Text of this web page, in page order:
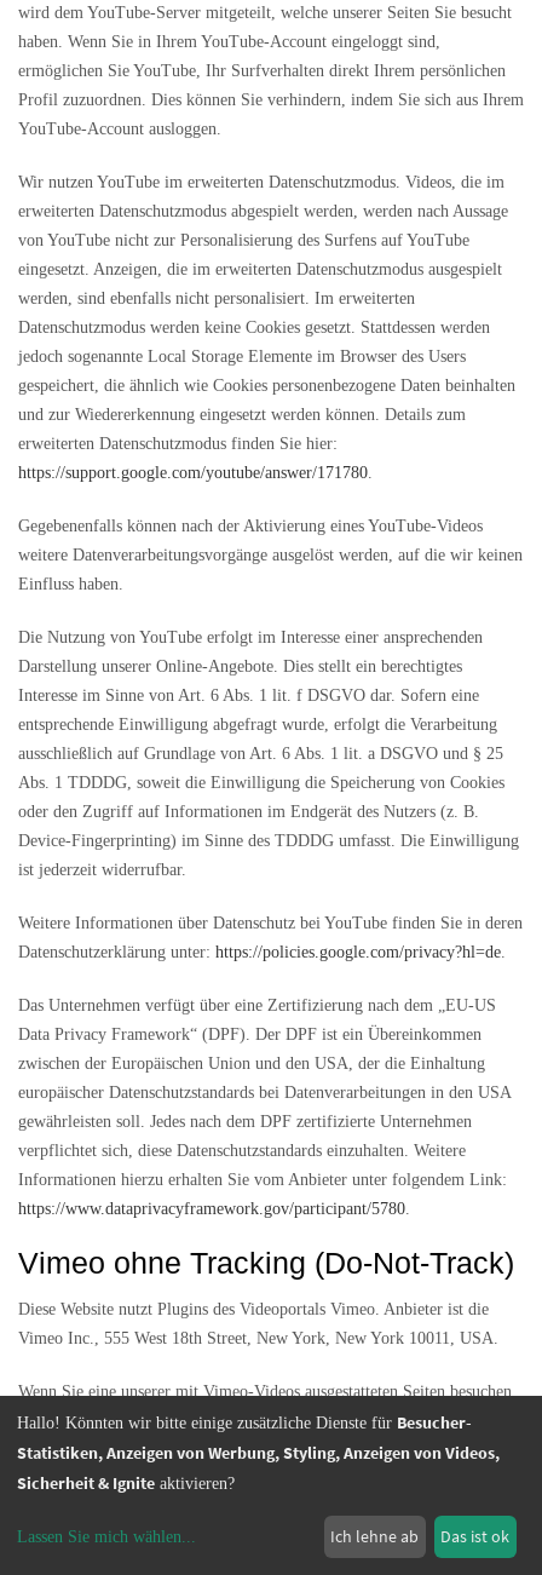
wird dem YouTube-Server mitgeteilt, welche unserer Seiten Sie besucht
haben. Wenn Sie in Ihrem YouTube-Account eingeloggt sind,
ermöglichen Sie YouTube, Ihr Surfverhalten direkt Ihrem persönlichen
Profil zuzuordnen. Dies können Sie verhindern, indem Sie sich aus Ihrem
YouTube-Account ausloggen.
Wir nutzen YouTube im erweiterten Datenschutzmodus. Videos, die im
erweiterten Datenschutzmodus abgespielt werden, werden nach Aussage
von YouTube nicht zur Personalisierung des Surfens auf YouTube
eingesetzt. Anzeigen, die im erweiterten Datenschutzmodus ausgespielt
werden, sind ebenfalls nicht personalisiert. Im erweiterten
Datenschutzmodus werden keine Cookies gesetzt. Stattdessen werden
jedoch sogenannte Local Storage Elemente im Browser des Users
gespeichert, die ähnlich wie Cookies personenbezogene Daten beinhalten
und zur Wiedererkennung eingesetzt werden können. Details zum
erweiterten Datenschutzmodus finden Sie hier:
https://support.google.com/youtube/answer/171780.
Gegebenenfalls können nach der Aktivierung eines YouTube-Videos
weitere Datenverarbeitungsvorgänge ausgelöst werden, auf die wir keinen
Einfluss haben.
Die Nutzung von YouTube erfolgt im Interesse einer ansprechenden
Darstellung unserer Online-Angebote. Dies stellt ein berechtigtes
Interesse im Sinne von Art. 6 Abs. 1 lit. f DSGVO dar. Sofern eine
entsprechende Einwilligung abgefragt wurde, erfolgt die Verarbeitung
ausschließlich auf Grundlage von Art. 6 Abs. 1 lit. a DSGVO und § 25
Abs. 1 TDDDG, soweit die Einwilligung die Speicherung von Cookies
oder den Zugriff auf Informationen im Endgerät des Nutzers (z. B.
Device-Fingerprinting) im Sinne des TDDDG umfasst. Die Einwilligung
ist jederzeit widerrufbar.
Weitere Informationen über Datenschutz bei YouTube finden Sie in deren
Datenschutzerklärung unter: https://policies.google.com/privacy?hl=de.
Das Unternehmen verfügt über eine Zertifizierung nach dem „EU-US
Data Privacy Framework“ (DPF). Der DPF ist ein Übereinkommen
zwischen der Europäischen Union und den USA, der die Einhaltung
europäischer Datenschutzstandards bei Datenverarbeitungen in den USA
gewährleisten soll. Jedes nach dem DPF zertifizierte Unternehmen
verpflichtet sich, diese Datenschutzstandards einzuhalten. Weitere
Informationen hierzu erhalten Sie vom Anbieter unter folgendem Link:
https://www.dataprivacyframework.gov/participant/5780.
Vimeo ohne Tracking (Do-Not-Track)
Diese Website nutzt Plugins des Videoportals Vimeo. Anbieter ist die
Vimeo Inc., 555 West 18th Street, New York, New York 10011, USA.
Wenn Sie eine unserer mit Vimeo-Videos ausgestatteten Seiten besuchen,
wird eine Verbindung zu den Servern von Vimeo hergestellt. Dabei wird
dem Vimeo-Server mitgeteilt, welche unserer Seiten Sie besucht haben.
Zudem erlangt Vimeo Ihre IP-Adresse. Wir haben Vimeo jedoch so
keine Cookies setzen wird.
Hallo! Könnten wir bitte einige zusätzliche Dienste für Besucher-
Statistiken, Anzeigen von Werbung, Styling, Anzeigen von Videos,
Sicherheit & Ignite aktivieren?
Lassen Sie mich wählen... Ich lehne ab Das ist ok